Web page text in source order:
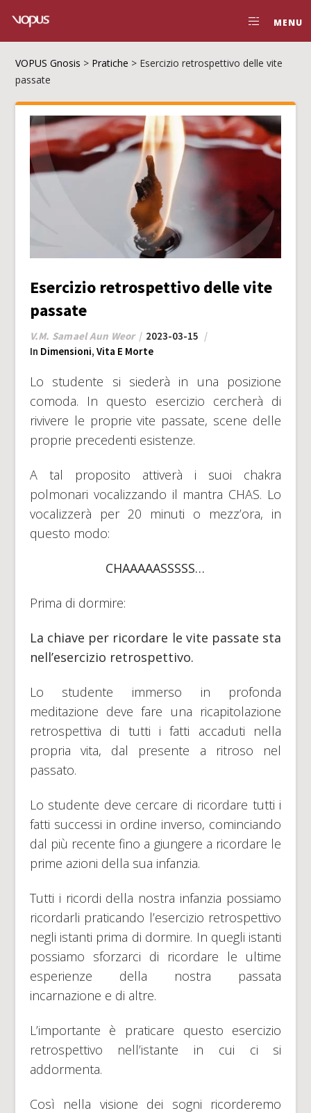
MENU
VOPUS Gnosis > Pratiche > Esercizio retrospettivo delle vite
passate
Esercizio retrospettivo delle vite
passate
V.M. Samael Aun Weor
2023-03-15
In Dimensioni, Vita E Morte
Lo studente si siederà in una posizione
comoda. In questo esercizio cercherà di
rivivere le proprie vite passate, scene delle
proprie precedenti esistenze.
A tal proposito attiverà i suoi chakra
polmonari vocalizzando il mantra CHAS. Lo
vocalizzerà per 20 minuti o mezz’ora, in
questo modo:
CHAAAAASSSSS…
Prima di dormire:
La chiave per ricordare le vite passate sta
nell’esercizio retrospettivo.
Lo studente immerso in profonda
meditazione deve fare una ricapitolazione
retrospettiva di tutti i fatti accaduti nella
propria vita, dal presente a ritroso nel
passato.
Lo studente deve cercare di ricordare tutti i
fatti successi in ordine inverso, cominciando
dal più recente fino a giungere a ricordare le
prime azioni della sua infanzia.
Tutti i ricordi della nostra infanzia possiamo
ricordarli praticando l’esercizio retrospettivo
negli istanti prima di dormire. In quegli istanti
possiamo sforzarci di ricordare le ultime
esperienze della nostra passata
incarnazione e di altre.
L’importante è praticare questo esercizio
retrospettivo nell’istante in cui ci si
addormenta.
Così nella visione dei sogni ricorderemo